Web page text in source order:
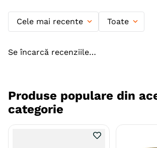
Cele mai recente Toate
Se încarcă recenziile…
Produse populare din
categorie